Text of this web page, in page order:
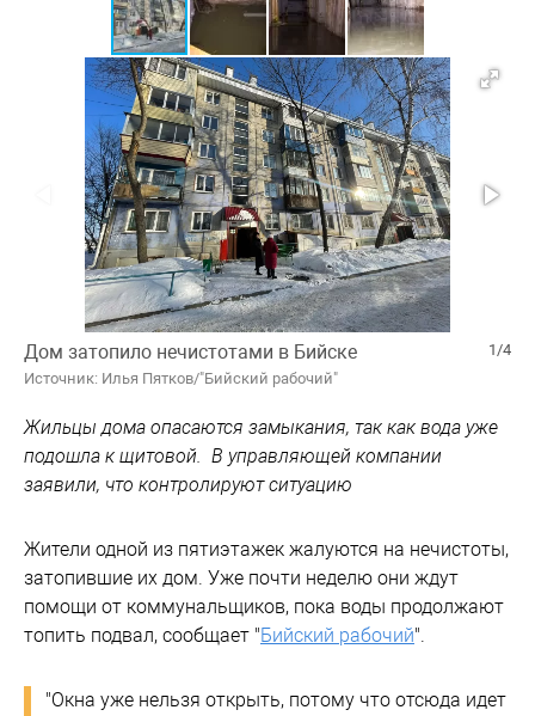
1/4
Дом затопило нечистотами в Бийске
Источник: Илья Пятков/"Бийский рабочий"
Жильцы дома опасаются замыкания, так как вода уже
подошла к щитовой. В управляющей компании
заявили, что контролируют ситуацию
Жители одной из пятиэтажек жалуются на нечистоты,
затопившие их дом. Уже почти неделю они ждут
помощи от коммунальщиков, пока воды продолжают
топить подвал, сообщает "Бийский рабочий".
"Окна уже нельзя открыть, потому что отсюда идет